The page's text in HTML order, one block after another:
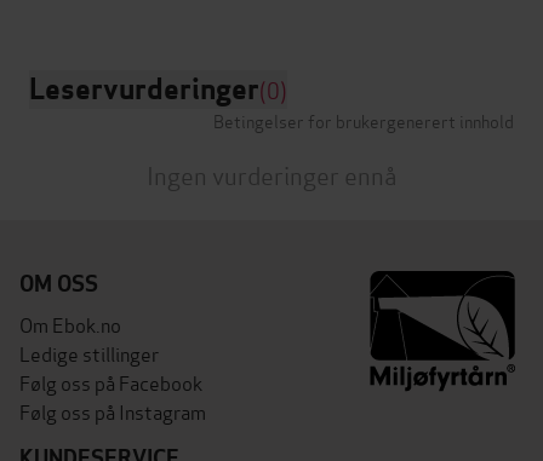
Leservurderinger(0)
Betingelser for brukergenerert innhold
Ingen vurderinger ennå
OM OSS
Om Ebok.no
Ledige stillinger
Følg oss på Facebook
Følg oss på Instagram